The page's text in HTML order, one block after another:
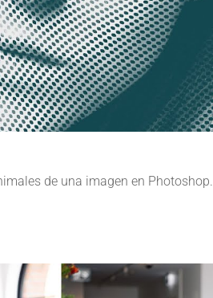
de una imagen en Photoshop.